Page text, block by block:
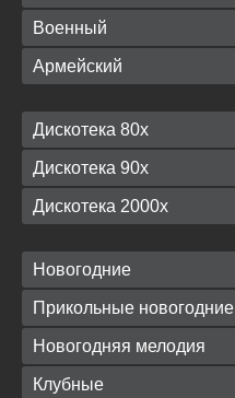
Военный
Армейский
Дискотека 80х
Дискотека 90х
Дискотека 2000х
Новогодние
Прикольные новогодние
Новогодняя мелодия
Клубные